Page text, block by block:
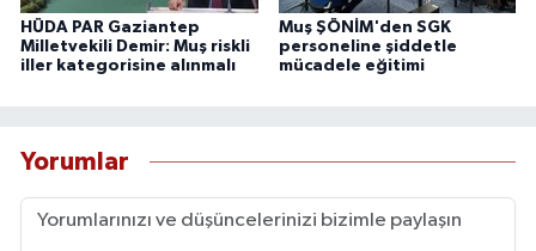
HÜDA PAR Gaziantep
Milletvekili Demir: Muş riskli
iller kategorisine alınmalı
Muş ŞÖNİM'den SGK
personeline şiddetle
mücadele eğitimi
Yorumlar